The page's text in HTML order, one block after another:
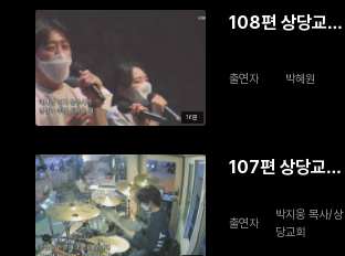
16분
108편 상당교
출연자 박혜원
107편 상당교
출연자
박지웅 목사/상
당교회